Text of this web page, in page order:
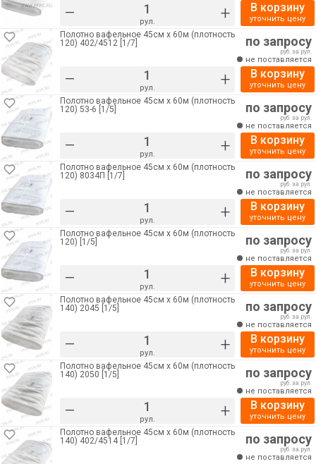
– рул. + В корзину
уточнить цену
Полотно вафельное 45см х 60м (плотность
120) 402/4512 [1/7]
– рул. +
по запросу
руб. за рул.
не поставляется
В корзину
уточнить цену
Полотно вафельное 45см х 60м (плотность
120) 53-6 [1/5]
– рул. +
по запросу
руб. за рул.
не поставляется
В корзину
уточнить цену
Полотно вафельное 45см х 60м (плотность
120) 8034П [1/7]
– рул. +
по запросу
руб. за рул.
не поставляется
В корзину
уточнить цену
Полотно вафельное 45см х 60м (плотность
120) [1/5]
– рул. +
по запросу
руб. за рул.
не поставляется
В корзину
уточнить цену
Полотно вафельное 45см х 60м (плотность
140) 2045 [1/5]
– рул. +
по запросу
руб. за рул.
не поставляется
В корзину
уточнить цену
Полотно вафельное 45см х 60м (плотность
140) 2050 [1/5]
– рул. +
по запросу
руб. за рул.
не поставляется
В корзину
уточнить цену
Полотно вафельное 45см х 60м (плотность
140) 402/4514 [1/7]
по запросу
руб. за рул.
не поставляется